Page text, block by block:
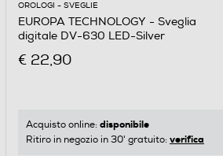
OROLOGI - SVEGLIE
EUROPA TECHNOLOGY - Sveglia
digitale DV-630 LED-Silver
€ 22,90
Acquisto online: disponibile
Ritiro in negozio in 30' gratuito: verifica